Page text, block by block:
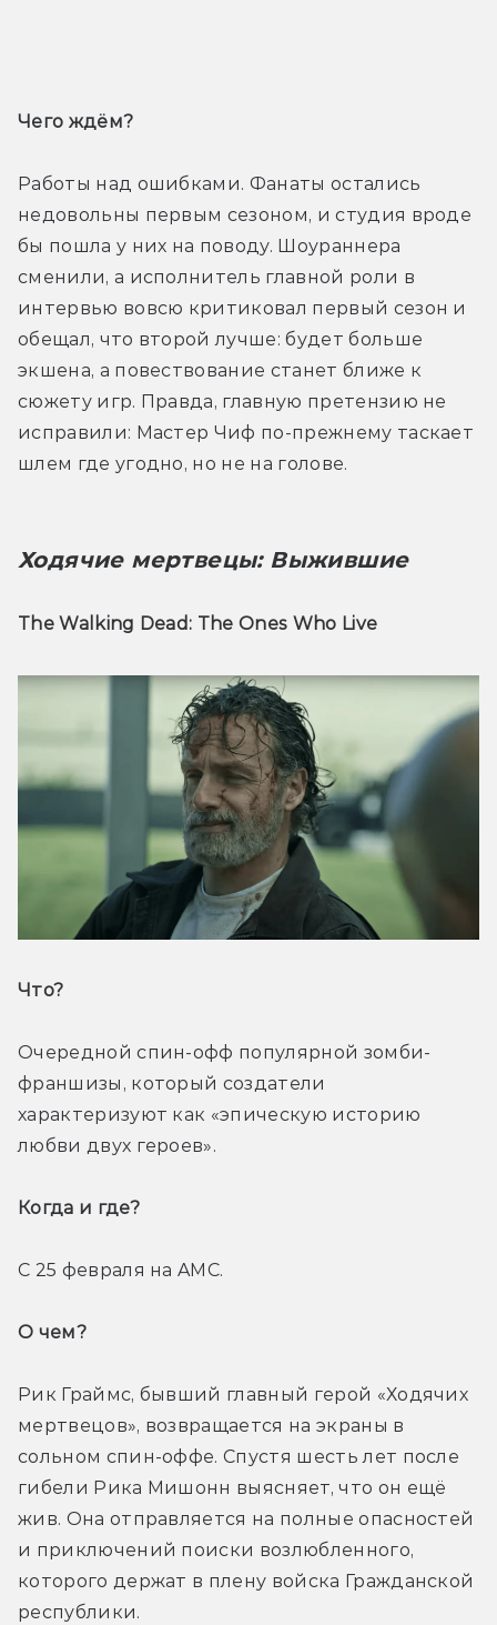
Чего ждём?
Работы над ошибками. Фанаты остались
недовольны первым сезоном, и студия вроде
бы пошла у них на поводу. Шоураннера
сменили, а исполнитель главной роли в
интервью вовсю критиковал первый сезон и
обещал, что второй лучше: будет больше
экшена, а повествование станет ближе к
сюжету игр. Правда, главную претензию не
исправили: Мастер Чиф по-прежнему таскает
шлем где угодно, но не на голове.
Ходячие мертвецы: Выжившие
The Walking Dead: The Ones Who Live
Что?
Очередной спин-офф популярной зомби-
франшизы, который создатели
характеризуют как «эпическую историю
любви двух героев».
Когда и где?
С 25 февраля на AMC.
О чем?
Рик Граймс, бывший главный герой «Ходячих
мертвецов», возвращается на экраны в
сольном спин-оффе. Спустя шесть лет после
гибели Рика Мишонн выясняет, что он ещё
жив. Она отправляется на полные опасностей
и приключений поиски возлюбленного,
которого держат в плену войска Гражданской
республики.